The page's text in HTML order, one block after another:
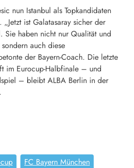
nun Istanbul als Topkandidaten
ist Galatasaray sicher der
Sie haben nicht nur Qualität und
auch diese
der Bayern-Coach. Die letzte
im Eurocup-Halbfinale – und
– bleibt ALBA Berlin in der
FC Bayern München